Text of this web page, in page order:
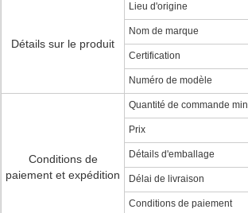
Détails sur le produit
Lieu d'origine
Nom de marque
Certification
Numéro de modèle
Conditions de
paiement et expédition
Quantité de commande min
Prix
Détails d'emballage
Délai de livraison
Conditions de paiement